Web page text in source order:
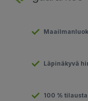
Läpinäkyvä
100 %